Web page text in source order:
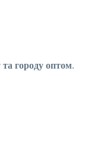
та городу оптом.